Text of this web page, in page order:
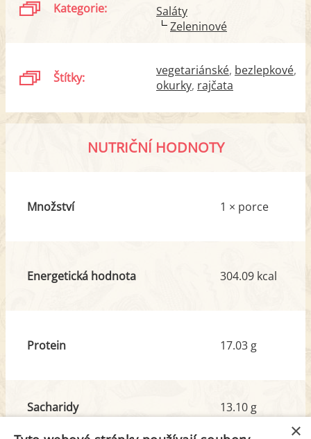
Kategorie:
Saláty
Zeleninové
Štítky: vegetariánské bezlepkové
okurky rajčata
NUTRIČNÍ HODNOTY
Množství 1 × porce
Energetická hodnota 304.09 kcal
Protein 17.03 g
Sacharidy
13.10 g
×